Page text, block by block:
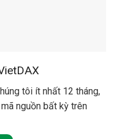
tôi ít nhất 12 tháng,
nguồn bất kỳ trên